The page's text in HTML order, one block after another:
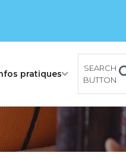
pratiques
SEARCH
BUTTON